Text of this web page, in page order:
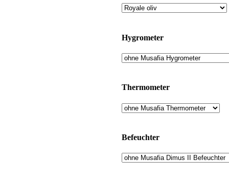
Hygrometer
Thermometer
Befeuchter